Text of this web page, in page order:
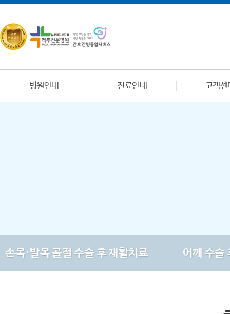
병원안내 진료안내 고객센
손목·발목 골절 수술 후 재활치료 어깨 수술